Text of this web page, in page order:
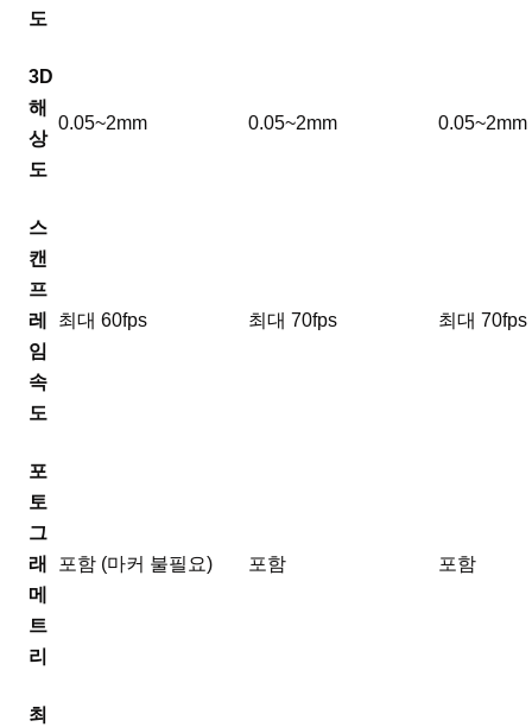
도
3D
해
상
도
0.05~2mm 0.05~2mm 0.05~2mm
스
캔
프
레
임
속
도
최대 60fps 최대 70fps 최대 70fps
포
토
그
래
메
트
리
포함 (마커 불필요) 포함 포함
최